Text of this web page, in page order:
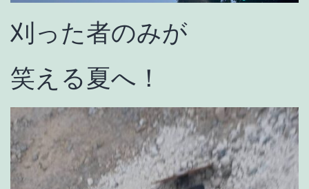
刈った者のみが
笑える夏へ！